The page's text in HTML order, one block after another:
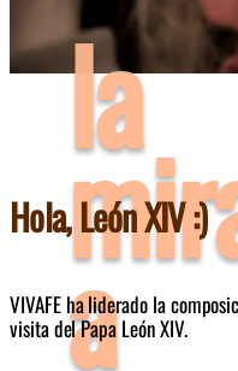
la
a
Hola, León XIV :)
VIVAFE ha liderado la
visita del Papa León XIV.